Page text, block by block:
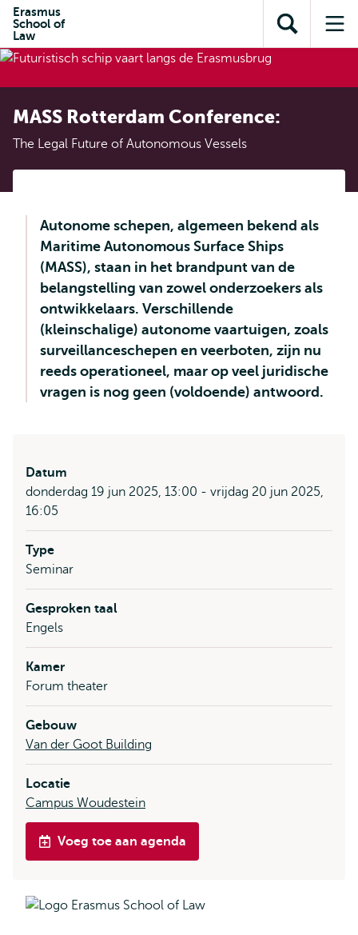
inhoud
gaan
gaan
Direct naar
subnavigatie
Erasmus
School of
Law
Toon
zoekveld
MASS Rotterdam Conference:
The Legal Future of Autonomous Vessels
Autonome schepen, algemeen bekend als
Maritime Autonomous Surface Ships
(MASS), staan in het brandpunt van de
belangstelling van zowel onderzoekers als
ontwikkelaars. Verschillende
(kleinschalige) autonome vaartuigen, zoals
surveillanceschepen en veerboten, zijn nu
reeds operationeel, maar op veel juridische
vragen is nog geen (voldoende) antwoord.
Datum
donderdag 19 jun 2025, 13:00 - vrijdag 20 jun 2025,
16:05
Type
Seminar
Gesproken taal
Engels
Kamer
Forum theater
Gebouw
Van der Goot Building
Locatie
Campus Woudestein
Voeg toe aan agenda